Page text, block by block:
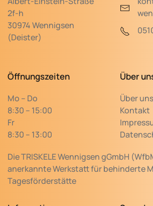
2f-h
30974 Wennigsen
(Deister)
Öffnungszeiten
Mo – Do
8:30 – 15:00
Fr
8:30 – 13:00
Über
Über uns
Kontakt
Die TRISKELE Wennigsen gGmbH
anerkannte Werkstatt für behinderte
Tagesförderstätte